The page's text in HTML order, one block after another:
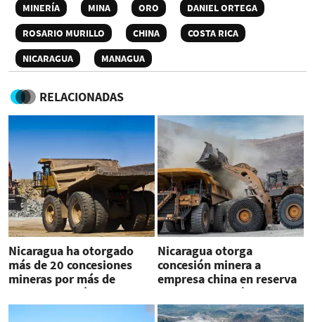
MINERÍA MINA ORO
DANIEL ORTEGA
ROSARIO MURILLO
CHINA
COSTA RICA
NICARAGUA
MANAGUA
RELACIONADAS
Nicaragua ha otorgado
más de 20 concesiones
mineras por más de
500.000 hectáreas
Nicaragua otorga
concesión minera a
empresa china en reserva
de fronterizo Río San Juan